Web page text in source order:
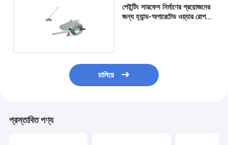
পেইন্টিং সারফেস নির্মাণের প্রয়োজনের
জন্য হ্যান্ড-অপারেটেড ওয়্যার রোপ
চালিয়ে
প্রস্তাবিত পণ্য